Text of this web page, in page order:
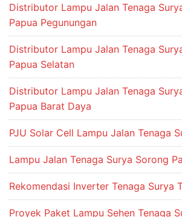
Distributor Lampu Jalan Tenaga
Papua Pegunungan
Distributor Lampu Jalan Tenaga
Papua Selatan
Distributor Lampu Jalan Tenaga
Papua Barat Daya
PJU Solar Cell Lampu Jalan Tenaga
Lampu Jalan Tenaga Surya Sorong
Rekomendasi Inverter Tenaga Surya
Proyek Paket Lampu Sehen Tenaga